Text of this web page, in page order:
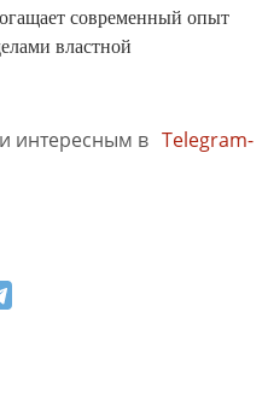
современный опыт
властной
интересным в Telegram-